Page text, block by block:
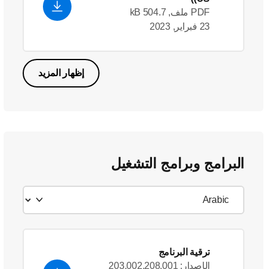
PDF ملف, 504.7 kB
23 فبراير, 2023
إظهار المزيد
البرامج وبرامج التشغيل
ترقية البرنامج
الإصدار: 203.002.208.001